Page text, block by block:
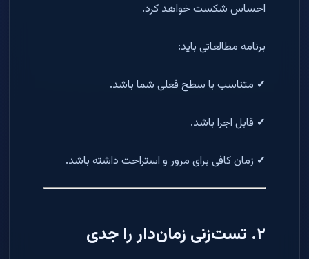
احساس شکست خواهد کرد.
برنامه مطالعاتی باید:
✔ متناسب با سطح فعلی شما باشد.
✔ قابل اجرا باشد.
✔ زمان کافی برای مرور و استراحت داشته باشد.
۲. تست‌زنی زمان‌دار را جدی